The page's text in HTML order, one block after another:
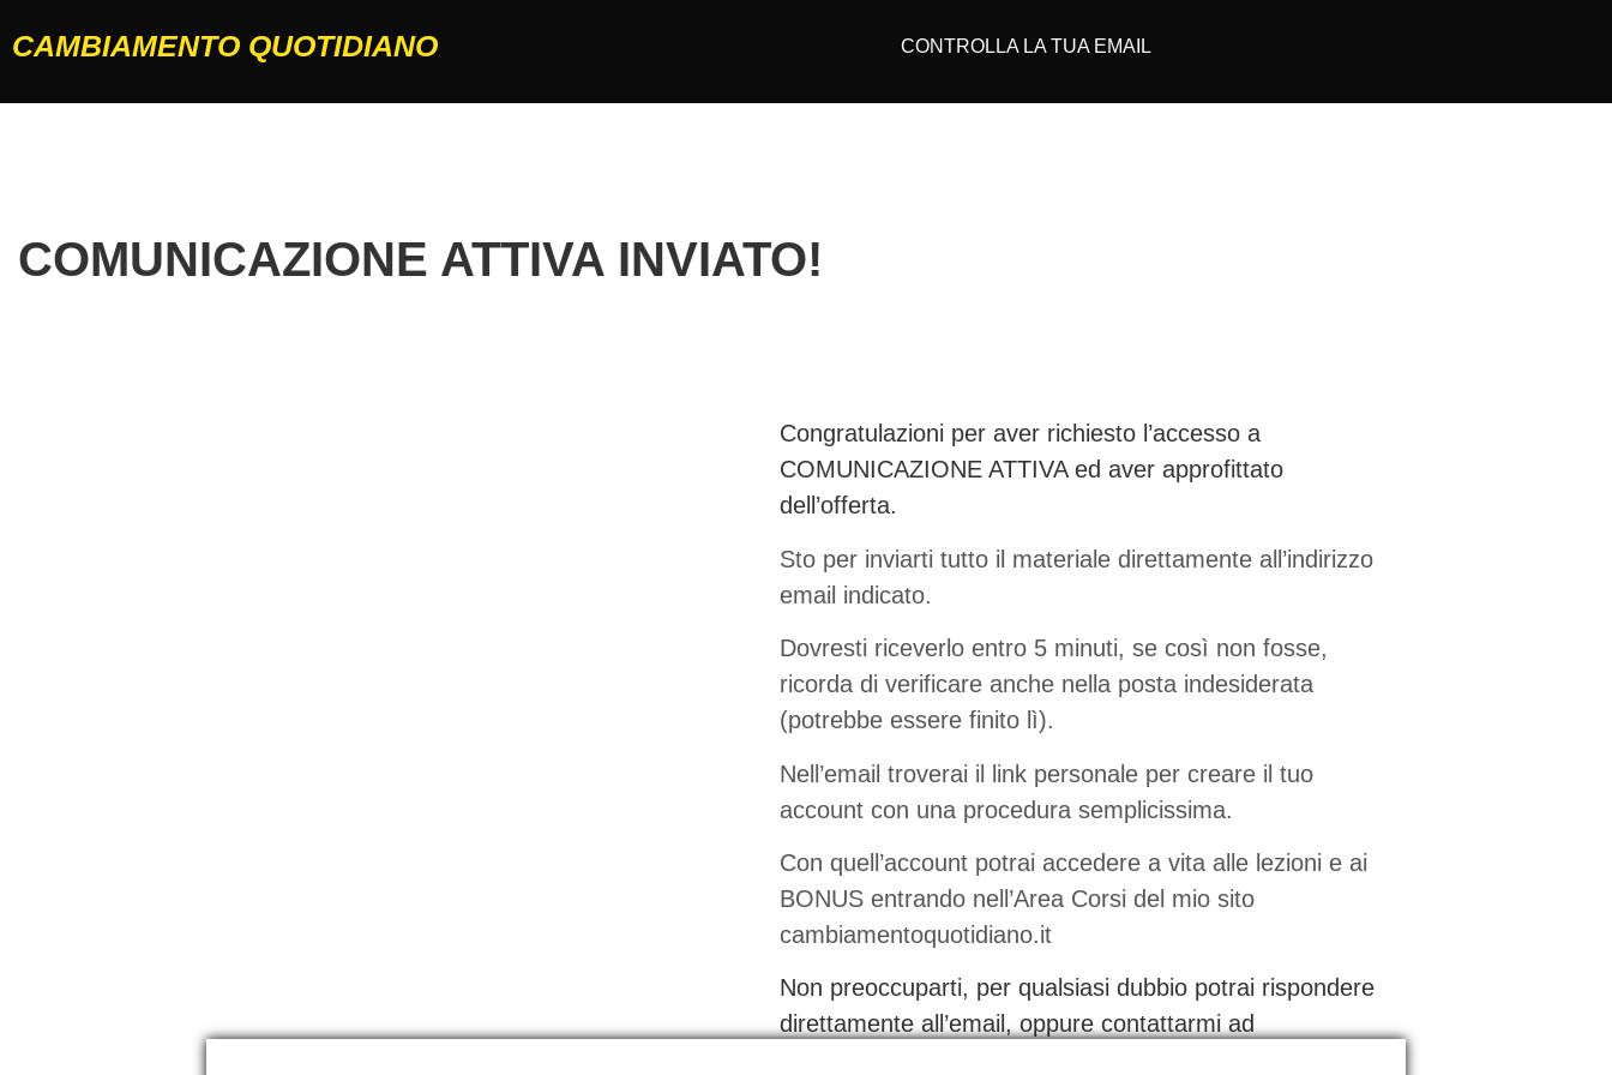
CAMBIAMENTO QUOTIDIANO CONTROLLA LA TUA EMAIL
COMUNICAZIONE ATTIVA INVIATO!
Congratulazioni per aver richiesto l’accesso a
COMUNICAZIONE ATTIVA ed aver approfittato
dell’offerta.
Sto per inviarti tutto il materiale direttamente all’indirizzo
email indicato.
Dovresti riceverlo entro 5 minuti, se così non fosse,
ricorda di verificare anche nella posta indesiderata
(potrebbe essere finito lì).
Nell’email troverai il link personale per creare il tuo
account con una procedura semplicissima.
Con quell’account potrai accedere a vita alle lezioni e ai
BONUS entrando nell’Area Corsi del mio sito
cambiamentoquotidiano.it
Non preoccuparti, per qualsiasi dubbio potrai rispondere
direttamente all’email, oppure contattarmi ad